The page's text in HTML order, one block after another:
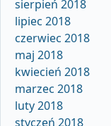
sierpień 2018
lipiec 2018
czerwiec 2018
maj 2018
kwiecień 2018
marzec 2018
luty 2018
styczeń 2018